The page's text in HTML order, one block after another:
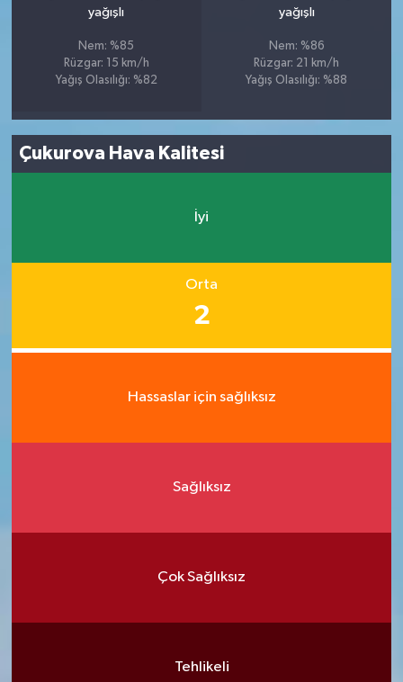
yağışlı
Nem: %85
Rüzgar: 15 km/h
Yağış Olasılığı: %82
yağışlı
Nem: %86
Rüzgar: 21 km/h
Yağış Olasılığı: %88
Çukurova Hava Kalitesi
İyi
Orta
2
Hassaslar için sağlıksız
Sağlıksız
Çok Sağlıksız
Tehlikeli